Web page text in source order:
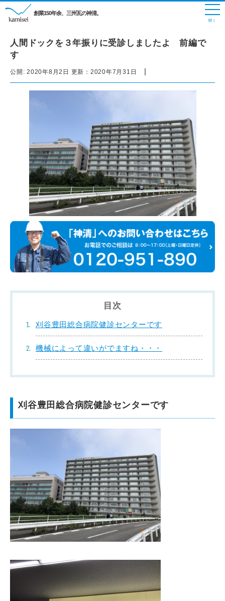
創業150年余、三州瓦の神清。
人間ドックを３年振りに受診しましたよ 前編で
す
公開: 2020年8月2日 更新： 2020年7月31日 |
目次
刈谷豊田総合病院健診センターです
機械によって違いがでますね・・・
刈谷豊田総合病院健診センターです